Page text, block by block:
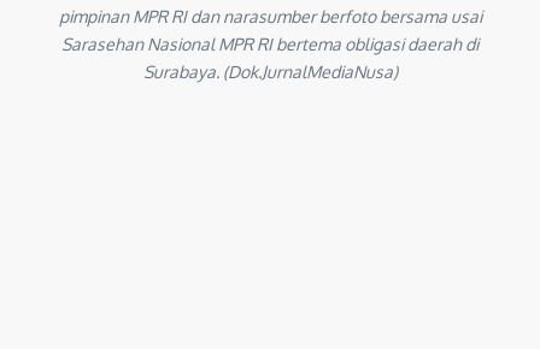
pimpinan MPR RI dan narasumber berfoto bersama usai
Sarasehan Nasional MPR RI bertema obligasi daerah di
Surabaya. (Dok.JurnalMediaNusa)